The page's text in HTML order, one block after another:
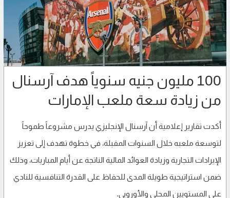
100 مليون جنيه سنوياً هدف آرسنال
من زيادة سعة ملعب الإمارات
أكدت تقارير إعلامية أن آرسنال الإنجليزي يدرس مشروعاً طموحاً
لتوسعة ملعبه خلال السنوات المقبلة، في خطوة تهدف إلى تعزيز
الإيرادات التجارية وزيادة العوائد المالية الناتجة عن أيام المباريات، وذلك
ضمن استراتيجية طويلة المدى للحفاظ على القدرة التنافسية للنادي
على المستويين المحلي والأوروبي.